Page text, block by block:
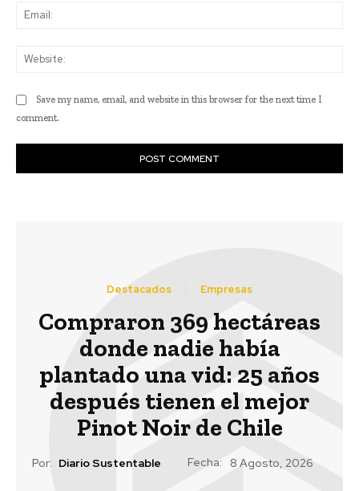
Save my name, email, and website in this browser for the next time I
comment.